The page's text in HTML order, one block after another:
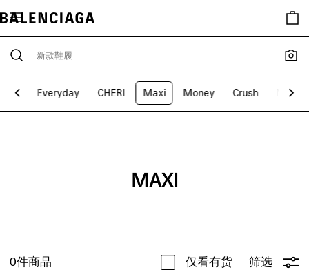
BB Everyday CHERI Maxi Money Crush Navy
MAXI
0件商品 仅看有货 筛选